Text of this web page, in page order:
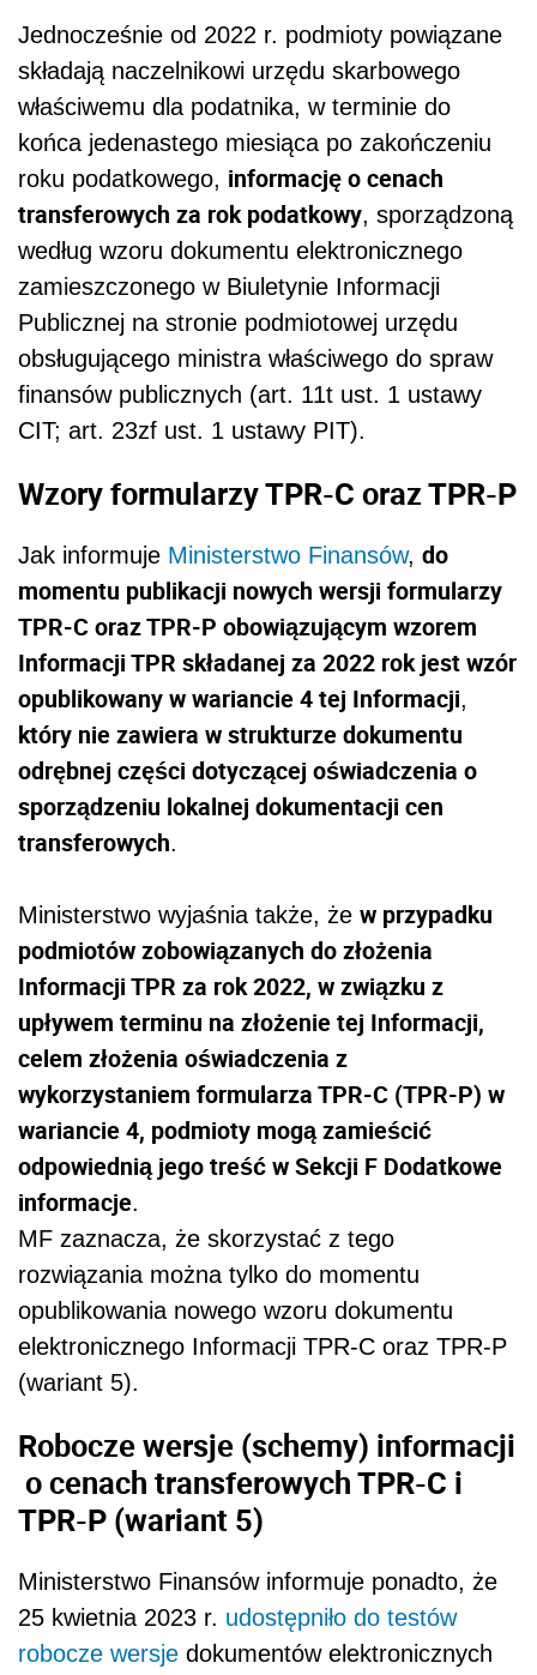
Jednocześnie od 2022 r. podmioty powiązane
składają naczelnikowi urzędu skarbowego
właściwemu dla podatnika, w terminie do
końca jedenastego miesiąca po zakończeniu
roku podatkowego, informację o cenach
transferowych za rok podatkowy, sporządzoną
według wzoru dokumentu elektronicznego
zamieszczonego w Biuletynie Informacji
Publicznej na stronie podmiotowej urzędu
obsługującego ministra właściwego do spraw
finansów publicznych (art. 11t ust. 1 ustawy
CIT; art. 23zf ust. 1 ustawy PIT).
Wzory formularzy TPR-C oraz TPR-P
Jak informuje Ministerstwo Finansów, do
momentu publikacji nowych wersji formularzy
TPR-C oraz TPR-P obowiązującym wzorem
Informacji TPR składanej za 2022 rok jest wzór
opublikowany w wariancie 4 tej Informacji,
który nie zawiera w strukturze dokumentu
odrębnej części dotyczącej oświadczenia o
sporządzeniu lokalnej dokumentacji cen
transferowych.
Ministerstwo wyjaśnia także, że w przypadku
podmiotów zobowiązanych do złożenia
Informacji TPR za rok 2022, w związku z
upływem terminu na złożenie tej Informacji,
celem złożenia oświadczenia z
wykorzystaniem formularza TPR-C (TPR-P) w
wariancie 4, podmioty mogą zamieścić
odpowiednią jego treść w Sekcji F Dodatkowe
informacje.
MF zaznacza, że skorzystać z tego
rozwiązania można tylko do momentu
opublikowania nowego wzoru dokumentu
elektronicznego Informacji TPR-C oraz TPR-P
(wariant 5).
Robocze wersje (schemy) informacji
o cenach transferowych TPR-C i
TPR-P (wariant 5)
Ministerstwo Finansów informuje ponadto, że
25 kwietnia 2023 r. udostępniło do testów
robocze wersje dokumentów elektronicznych